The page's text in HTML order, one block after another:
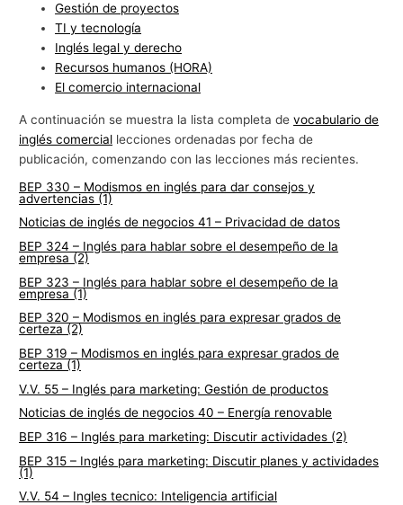
Gestión de proyectos
TI y tecnología
Inglés legal y derecho
Recursos humanos (HORA)
El comercio internacional
A continuación se muestra la lista completa devocabulario de
inglés comercial lecciones ordenadas por fecha de
publicación, comenzando con las lecciones más recientes.
BEP 330 – Modismos en inglés para dar consejos y
advertencias (1)
Noticias de inglés de negocios 41 – Privacidad de datos
BEP 324 – Inglés para hablar sobre el desempeño de la
empresa (2)
BEP 323 – Inglés para hablar sobre el desempeño de la
empresa (1)
BEP 320 – Modismos en inglés para expresar grados de
certeza (2)
BEP 319 – Modismos en inglés para expresar grados de
certeza (1)
V.V. 55 – Inglés para marketing: Gestión de productos
Noticias de inglés de negocios 40 – Energía renovable
BEP 316 – Inglés para marketing: Discutir actividades (2)
BEP 315 – Inglés para marketing: Discutir planes y actividades
(1)
V.V. 54 – Ingles tecnico: Inteligencia artificial